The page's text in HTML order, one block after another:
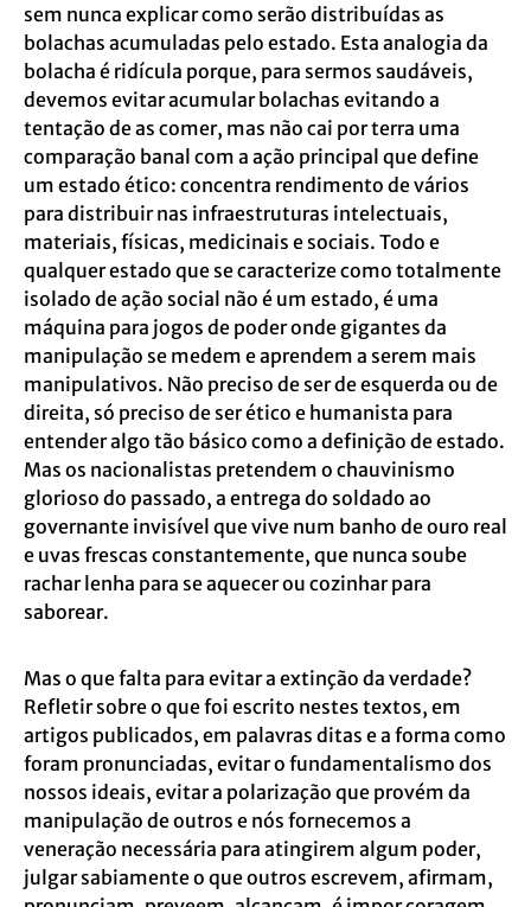
sem nunca explicar como serão distribuídas as
bolachas acumuladas pelo estado. Esta analogia da
bolacha é ridícula porque, para sermos saudáveis,
devemos evitar acumular bolachas evitando a
tentação de as comer, mas não cai por terra uma
comparação banal com a ação principal que define
um estado ético: concentra rendimento de vários
para distribuir nas infraestruturas intelectuais,
materiais, físicas, medicinais e sociais. Todo e
qualquer estado que se caracterize como totalmente
isolado de ação social não é um estado, é uma
máquina para jogos de poder onde gigantes da
manipulação se medem e aprendem a serem mais
manipulativos. Não preciso de ser de esquerda ou de
direita, só preciso de ser ético e humanista para
entender algo tão básico como a definição de estado.
Mas os nacionalistas pretendem o chauvinismo
glorioso do passado, a entrega do soldado ao
governante invisível que vive num banho de ouro real
e uvas frescas constantemente, que nunca soube
rachar lenha para se aquecer ou cozinhar para
saborear.
Mas o que falta para evitar a extinção da verdade?
Refletir sobre o que foi escrito nestes textos, em
artigos publicados, em palavras ditas e a forma como
foram pronunciadas, evitar o fundamentalismo dos
nossos ideais, evitar a polarização que provém da
manipulação de outros e nós fornecemos a
veneração necessária para atingirem algum poder,
julgar sabiamente o que outros escrevem, afirmam,